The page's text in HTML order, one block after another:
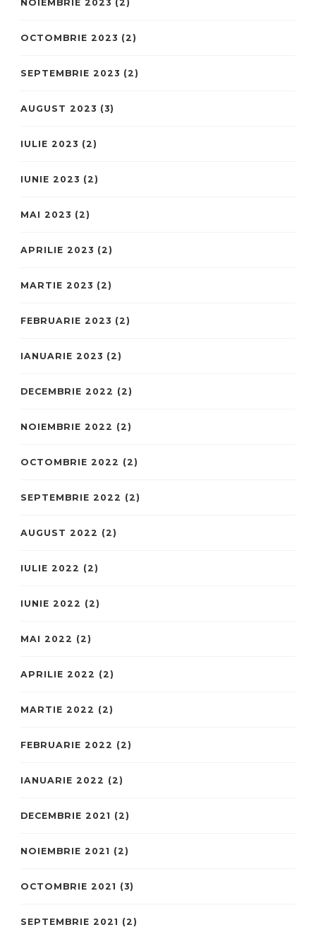
NOIEMBRIE 2023 (2)
OCTOMBRIE 2023 (2)
SEPTEMBRIE 2023 (2)
AUGUST 2023 (3)
IULIE 2023 (2)
IUNIE 2023 (2)
MAI 2023 (2)
APRILIE 2023 (2)
MARTIE 2023 (2)
FEBRUARIE 2023 (2)
IANUARIE 2023 (2)
DECEMBRIE 2022 (2)
NOIEMBRIE 2022 (2)
OCTOMBRIE 2022 (2)
SEPTEMBRIE 2022 (2)
AUGUST 2022 (2)
IULIE 2022 (2)
IUNIE 2022 (2)
MAI 2022 (2)
APRILIE 2022 (2)
MARTIE 2022 (2)
FEBRUARIE 2022 (2)
IANUARIE 2022 (2)
DECEMBRIE 2021 (2)
NOIEMBRIE 2021 (2)
OCTOMBRIE 2021 (3)
SEPTEMBRIE 2021 (2)